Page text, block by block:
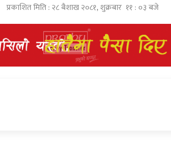
प्रकाशित मिति : २८ बैशाख २०८१, शुक्रबार ११ : ०३ बजे